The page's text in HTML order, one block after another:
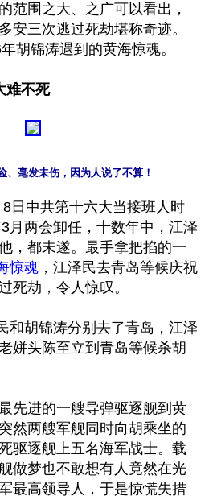
范围之大、之广可以看出，
安三次逃过死劫堪称奇迹。
胡锦涛遇到的黄海惊魂。
难不死
、毫发未伤，因为人说了不算！
日中共第十六大当接班人时
月两会卸任，十数年中，江泽
，都未遂。最手拿把掐的一
惊魂 ，江泽民去青岛等候庆祝
死劫，令人惊叹。
和胡锦涛分别去了青岛，江泽
姘头陈至立到青岛等候杀胡
先进的一艘导弹驱逐舰到黄
然两艘军舰同时向胡乘坐的
驱逐舰上五名海军战士。载
做梦也不敢想有人竟然在光
最高领导人，于是惊慌失措